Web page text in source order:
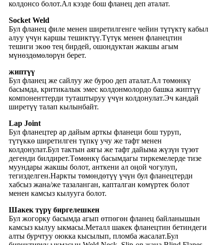
колдонсо болот.Ал кээде бош фланец деп аталат.
Socket Weld
Бул фланец филе менен ширетилгенге чейин түтүктү кабыл
алуу үчүн каршы тешиктүү.Түтүк менен фланецтин
тешиги экөө тең бирдей, ошондуктан жакшы агым
мүнөздөмөлөрүн берет.
жиптүү
Бул фланец же сайлуу же буроо деп аталат.Ал төмөнкү
басымда, критикалык эмес колдонмолордо башка жиптүү
компоненттерди туташтыруу үчүн колдонулат.Эч кандай
ширетүү талап кылынбайт.
Lap Joint
Бул фланецтер ар дайым арткы фланеци бош туруп,
түтүккө ширетилген түпкү учу же тафт менен
колдонулат.Бул тактын аягы же тафт дайыма жүзүн түзөт
дегенди билдирет.Төмөнкү басымдагы тиркемелерде тизе
муундары жакшы болот, анткени ал оңой чогулуп,
тегизделген.Наркты төмөндөтүү үчүн бул фланецтерди
хабсыз жана/же тазаланган, капталган көмүртек болот
менен камсыз кылууга болот.
Шакек түрү биргелешкен
Бул жогорку басымда агып өтпөгөн фланец байланышын
камсыз кылуу ыкмасы.Металл шакек фланецтин бетиндеги
алты бурчтуу оюкка кысылып, пломба жасалат.Бул